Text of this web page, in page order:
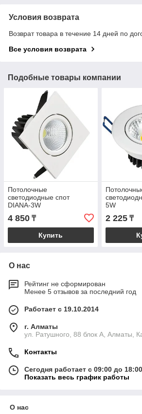
Условия возврата
Возврат товара в течение 14 дней по
Все условия возврата
Подобные товары компании
Потолочные
светодиодные спот
DIANA-3W
4 850 ₸
Купить
5W
2 225₸
О нас
Рейтинг не сформирован
Менее 5 отзывов за последний год
Работает с 19.10.2014
г. Алматы
ул. Ратушного, 88 блок A, Алматы,
Контакты
Сегодня работает с 09:00 до 18:00
Показать весь график работы
О нас